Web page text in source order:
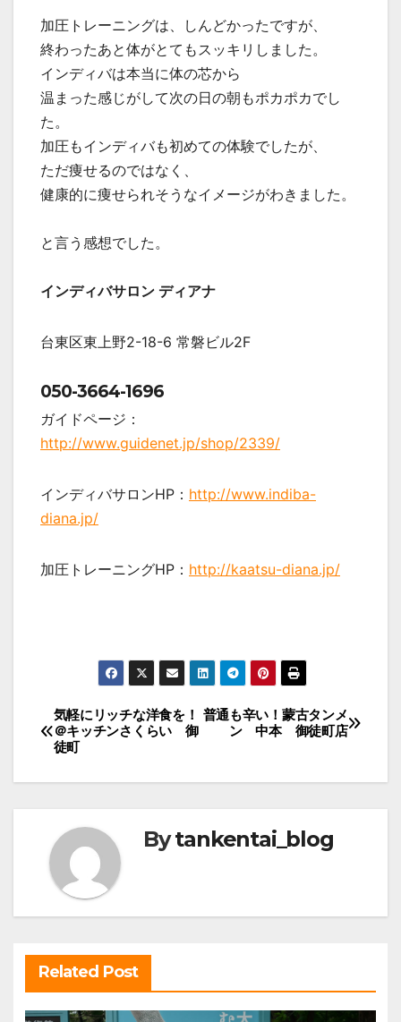
加圧トレーニングは、しんどかったですが、
終わったあと体がとてもスッキリしました。
インディバは本当に体の芯から
温まった感じがして次の日の朝もポカポカでし
た。
加圧もインディバも初めての体験でしたが、
ただ痩せるのではなく、
健康的に痩せられそうなイメージがわきました。
と言う感想でした。
インディバサロン ディアナ
台東区東上野2-18-6 常磐ビル2F
050-3664-1696
ガイドページ：
http://www.guidenet.jp/shop/2339/
インディバサロンHP： http://www.indiba-
diana.jp/
加圧トレーニングHP： http://kaatsu-diana.jp/
投
稿
ー
シ
普通も辛い！蒙古タンメ
ン 中本 御徒町店
気軽にリッチな洋食を！
＠キッチンさくらい 御
徒町
Bytankentai_blog
Related Post